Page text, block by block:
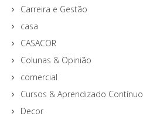
Carreira e Gestão
casa
CASACOR
Colunas & Opinião
comercial
Cursos & Aprendizado Contínuo
Decor